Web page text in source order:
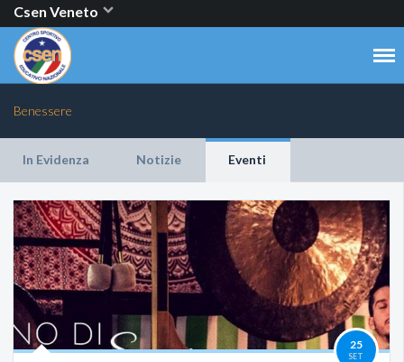
Csen Veneto
Benessere
In Evidenza Notizie Eventi
25
SET